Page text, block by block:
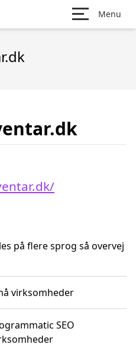
Menu
på flere sprog så overvej
virksomheder
SEO